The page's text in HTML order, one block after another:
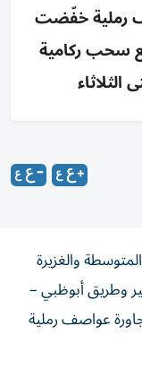
رملية خفّضت
الأمطار 3 أيام مع سحب ركامية
والغزيرة
وطريق أبوظبي –
عواصف رملية